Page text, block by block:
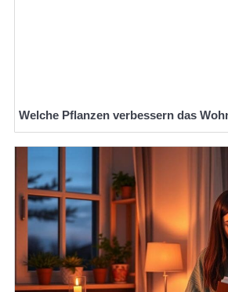
Welche Pflanzen verbessern das